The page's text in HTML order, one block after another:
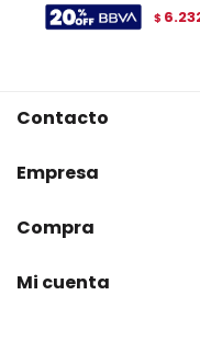
$
Contacto
Empresa
Compra
Mi cuenta